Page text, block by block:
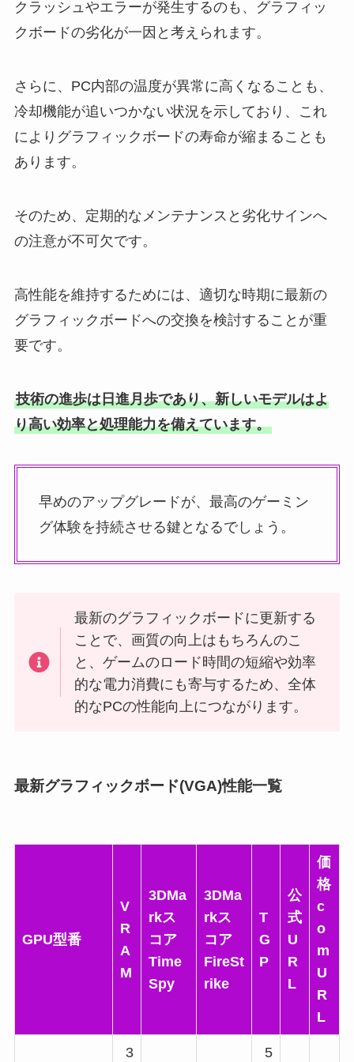
クラッシュやエラーが発生するのも、グラフィッ
クボードの劣化が一因と考えられます。
さらに、PC内部の温度が異常に高くなることも、
冷却機能が追いつかない状況を示しており、これ
によりグラフィックボードの寿命が縮まることも
あります。
そのため、定期的なメンテナンスと劣化サインへ
の注意が不可欠です。
高性能を維持するためには、適切な時期に最新の
グラフィックボードへの交換を検討することが重
要です。
技術の進歩は日進月歩であり、新しいモデルはよ
り高い効率と処理能力を備えています。
早めのアップグレードが、最高のゲーミン
グ体験を持続させる鍵となるでしょう。
最新のグラフィックボードに更新する
ことで、画質の向上はもちろんのこ
と、ゲームのロード時間の短縮や効率
的な電力消費にも寄与するため、全体
的なPCの性能向上につながります。
最新グラフィックボード(VGA)性能一覧
GPU型番
V
R
A
M
3DMa
rkス
コア
Time
Spy
3DMa
rkス
コア
FireSt
rike
T
G
P
公
式
U
R
L
価
格
c
o
m
U
R
L
3
5